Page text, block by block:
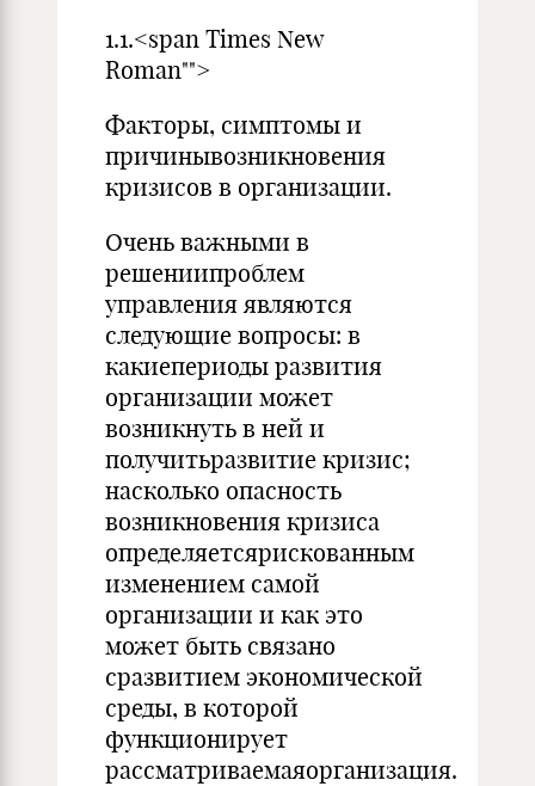
1.1.<span Times New
Roman"">
Факторы, симптомы и
причинывозникновения
кризисов в организации.
Очень важными в
решениипроблем
управления являются
следую­щие вопросы: в
какиепериоды развития
организации может
возникнуть в ней и
получитьразвитие кризис;
насколько опасность
возникновения кризиса
определяетсярискованным
изменением самой
организации и как это
может быть связано
сразвитием экономической
среды, в кото­рой
функционирует
рассматриваемаяорганизация.